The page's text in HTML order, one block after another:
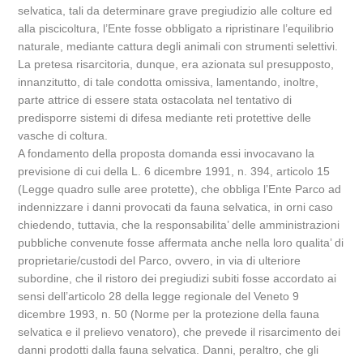
selvatica, tali da determinare grave pregiudizio alle colture ed
alla piscicoltura, l’Ente fosse obbligato a ripristinare l’equilibrio
naturale, mediante cattura degli animali con strumenti selettivi.
La pretesa risarcitoria, dunque, era azionata sul presupposto,
innanzitutto, di tale condotta omissiva, lamentando, inoltre,
parte attrice di essere stata ostacolata nel tentativo di
predisporre sistemi di difesa mediante reti protettive delle
vasche di coltura.
A fondamento della proposta domanda essi invocavano la
previsione di cui della L. 6 dicembre 1991, n. 394, articolo 15
(Legge quadro sulle aree protette), che obbliga l’Ente Parco ad
indennizzare i danni provocati da fauna selvatica, in orni caso
chiedendo, tuttavia, che la responsabilita’ delle amministrazioni
pubbliche convenute fosse affermata anche nella loro qualita’ di
proprietarie/custodi del Parco, ovvero, in via di ulteriore
subordine, che il ristoro dei pregiudizi subiti fosse accordato ai
sensi dell’articolo 28 della legge regionale del Veneto 9
dicembre 1993, n. 50 (Norme per la protezione della fauna
selvatica e il prelievo venatoro), che prevede il risarcimento dei
danni prodotti dalla fauna selvatica. Danni, peraltro, che gli